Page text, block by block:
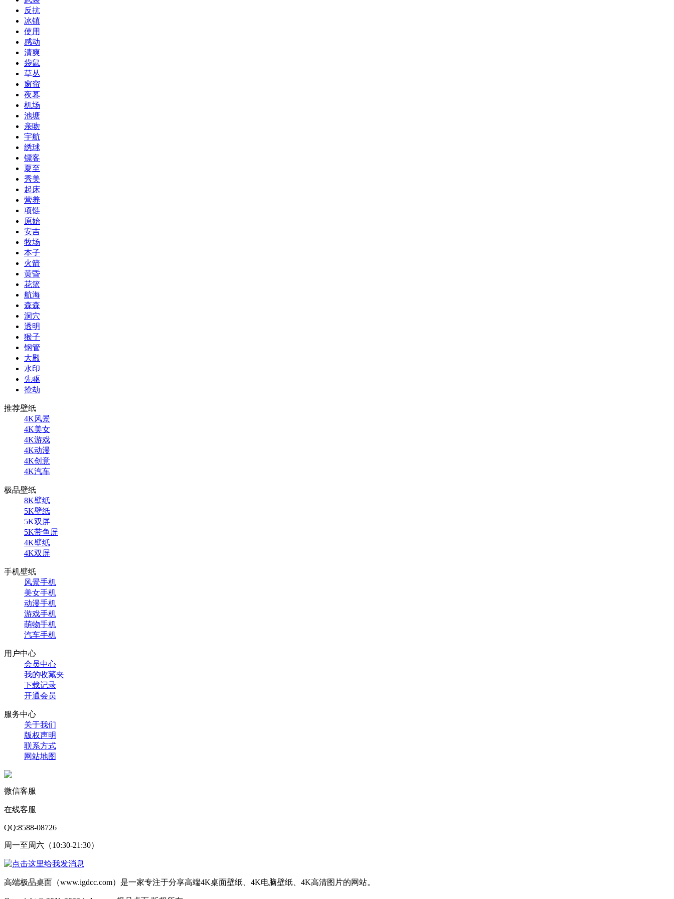
反抗
冰镇
使用
感动
清爽
袋鼠
草丛
窗帘
夜幕
机场
池塘
亲吻
宇航
绣球
镖客
夏至
秀美
起床
营养
项链
原始
安吉
牧场
本子
火箭
黄昏
花篮
航海
森森
洞穴
透明
猴子
钢管
大殿
水印
先驱
抢劫
推荐壁纸
4K风景
4K美女
4K游戏
4K动漫
4K创意
4K汽车
极品壁纸
8K壁纸
5K壁纸
5K双屏
5K带鱼屏
4K壁纸
4K双屏
手机壁纸
风景手机
美女手机
动漫手机
游戏手机
萌物手机
汽车手机
用户中心
会员中心
我的收藏夹
下载记录
开通会员
服务中心
关于我们
版权声明
联系方式
网站地图
微信客服
在线客服
QQ:8588-08726
周一至周六（10:30-21:30）
高端极品桌面（www.igdcc.com）是一家专注于分享高端4K桌面壁纸、4K电脑壁纸、4K高清图片的网站。